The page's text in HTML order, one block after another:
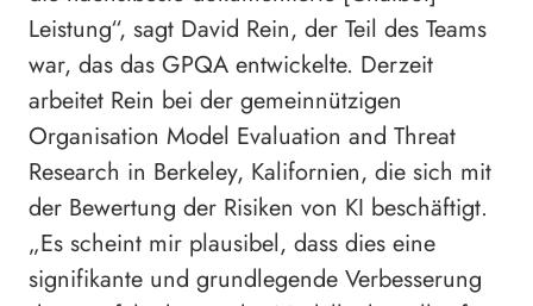
Leistung“, sagt David Rein, der Teil des Teams
war, das das GPQA entwickelte. Derzeit
arbeitet Rein bei der gemeinnützigen
Organisation Model Evaluation and Threat
Research in Berkeley, Kalifornien, die sich mit
der Bewertung der Risiken von KI beschäftigt.
„Es scheint mir plausibel, dass dies eine
signifikante und grundlegende Verbesserung